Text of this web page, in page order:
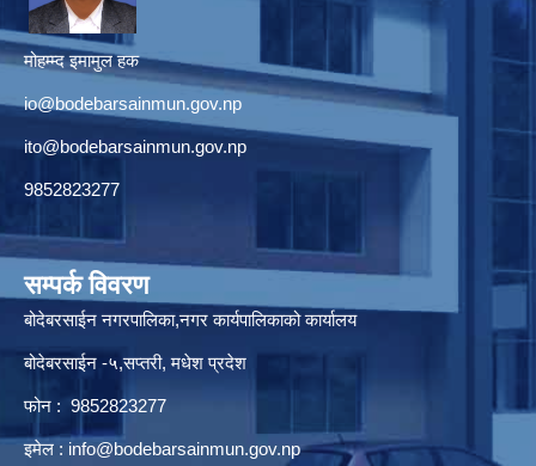
मोहम्म्द इमामुल हक
io@bodebarsainmun.gov.np
ito@bodebarsainmun.gov.np
9852823277
सम्पर्क विवरण
बोदेबरसाईन नगरपालिका,नगर कार्यपालिकाको कार्यालय
बोदेबरसाईन -५,सप्तरी, मधेश प्रदेश
फोन : 9852823277
इमेल : info@bodebarsainmun.gov.np